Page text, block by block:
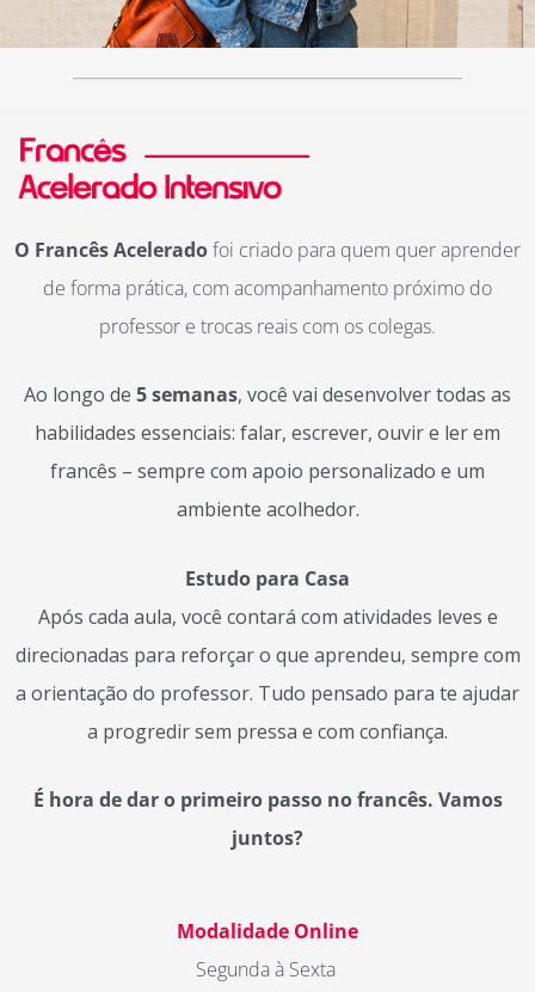
O Francês Aceleradofoi criado para quem quer aprender
de forma prática, com acompanhamento próximo do
professor e trocas reais com os colegas.
Ao longo de 5 semanas, você vai desenvolver todas as
habilidades essenciais: falar, escrever, ouvir e ler em
francês – sempre com apoio personalizado e um
ambiente acolhedor.
Estudo para Casa
Após cada aula, você contará com atividades leves e
direcionadas para reforçar o que aprendeu, sempre com
a orientação do professor. Tudo pensado para te ajudar
a progredir sem pressa e com confiança.
É hora de dar o primeiro passo no francês. Vamos
juntos?
Modalidade Online
Segunda à Sexta